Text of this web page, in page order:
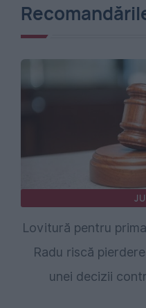
Lovitură pentru
Radu riscă
unei decizii